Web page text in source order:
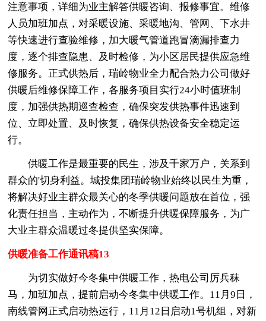
注意事项，详细为业主解答供暖咨询、报修事宜。维修
人员加班加点，对采暖设施、采暖地沟、管网、下水井
等快速进行查验维修，加大暖气管道跑冒滴漏排查力
度，逐个排查隐患、及时检修，为小区居民提供应急维
修服务。正式供热后，瑞岭物业全力配合热力公司做好
供暖后维修保障工作，各服务项目实行24小时值班制
度，加强供热期巡查检查，确保突发供热事件迅速到
位、立即处置、及时恢复，确保供热设备安全稳定运
行。
供暖工作是最重要的民生，涉及千家万户，关系到
群众的'切身利益。城投集团瑞岭物业始终以民生为重，
将解决好业主群众最关心的冬季供暖问题放在首位，强
化责任担当，主动作为，不断提升供暖保障服务，为广
大业主群众温暖过冬提供坚实保障。
供暖准备工作通讯稿13
为切实做好今冬集中供暖工作，热电公司厉兵秣
马，加班加点，提前启动今冬集中供暖工作。11月9日，
南线管网正式启动热运行，11月12日启动1号机组，对新